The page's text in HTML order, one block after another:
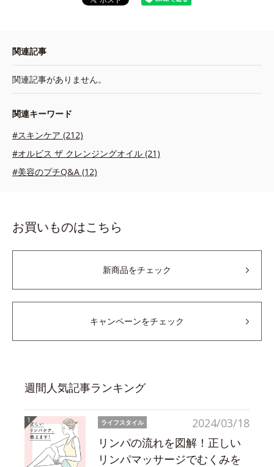
関連記事
関連記事がありません。
関連キーワード
#スキンケア (212)
#オルビス ザ クレンジングオイル (21)
#美容のプチQ&A (12)
お買いものはこちら
新商品をチェック
キャンペーンをチェック
週間人気記事ランキング
2024/03/18
ライフスタイル
リンパの流れを図解！正しい
リンパマッサージでむくみを